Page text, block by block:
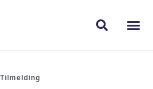
Tilmelding